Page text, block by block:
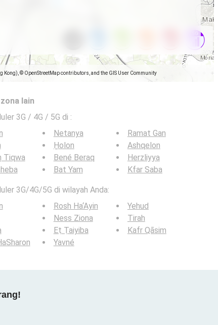
Kong), © OpenStreetMap contributors, and the GIS User Community
lain
3G / 4G / 5G di :
Tiqwa
Netanya
H̱olon
Bené Beraq
Bat Yam
Ramat Gan
Ashqelon
Herzliyya
Kfar Saba
3G/4G/5G di wilayah Anda:
Rosh Ha‘Ayin
Ness Ziona
Eṭ Ṭaiyiba
Yavné
Yehud
Tirah
Kafr Qāsim